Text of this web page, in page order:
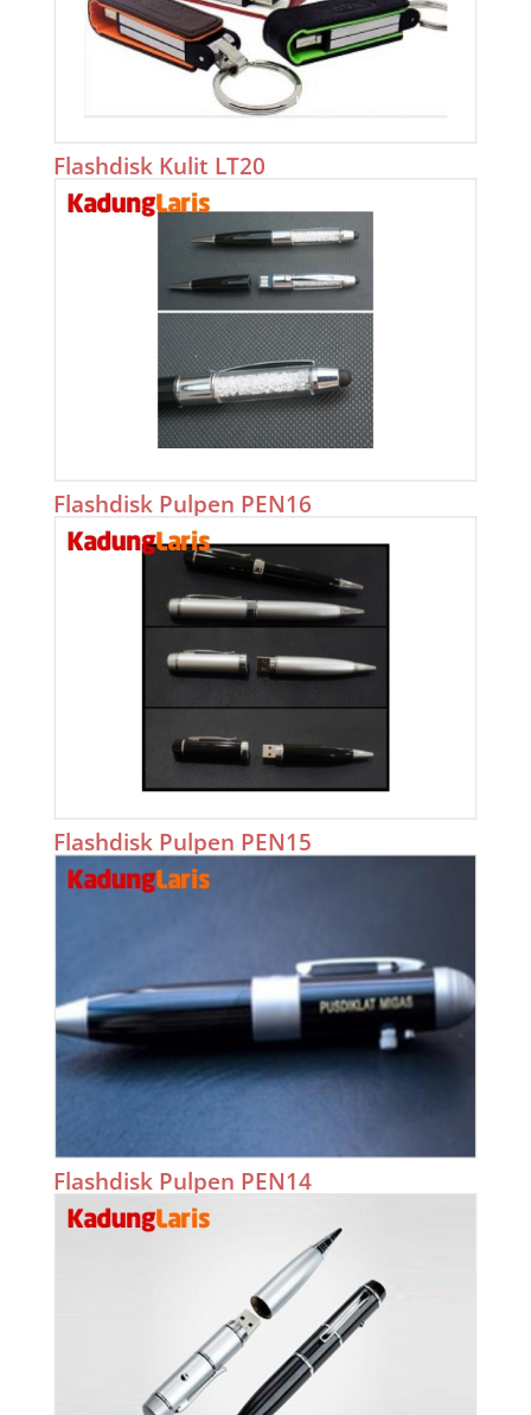
Flashdisk Kulit LT20
Flashdisk Pulpen PEN16
Flashdisk Pulpen PEN15
Flashdisk Pulpen PEN14